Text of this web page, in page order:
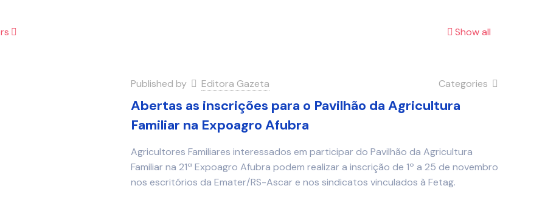
Show all
Published by Editora Gazeta Categories
Abertas as inscrições para o Pavilhão da Agricultura
Familiar na Expoagro Afubra
Agricultores Familiares interessados em participar do Pavilhão da Agricultura
Familiar na 21ª Expoagro Afubra podem realizar a inscrição de 1º a 25 de novembro
nos escritórios da Emater/RS-Ascar e nos sindicatos vinculados à Fetag.